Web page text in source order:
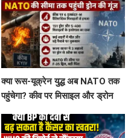
क्या रूस-यूक्रेन युद्ध अब NATO तक
पहुंचेगा? कीव पर मिसाइल और ड्रोन